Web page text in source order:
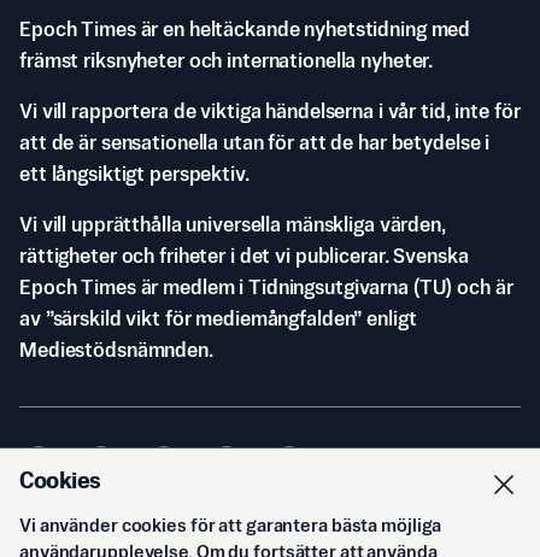
Epoch Times är en heltäckande nyhetstidning med
främst riksnyheter och internationella nyheter.
Vi vill rapportera de viktiga händelserna i vår tid, inte för
att de är sensationella utan för att de har betydelse i
ett långsiktigt perspektiv.
Vi vill upprätthålla universella mänskliga värden,
rättigheter och friheter i det vi publicerar. Svenska
Epoch Times är medlem i Tidningsutgivarna (TU) och är
av ”särskild vikt för mediemångfalden” enligt
Mediestödsnämnden.
© Svenska Epoch Times AB2026
Cookies
Vi använder cookies för att garantera bästa möjliga
användarupplevelse. Om du fortsätter att använda